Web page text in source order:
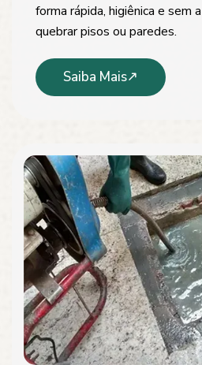
forma rápida, higiênica e sem
quebrar pisos ou paredes.
Saiba Mais